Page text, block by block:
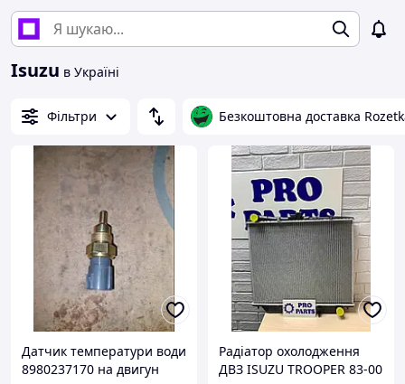
Isuzu в Україні
Фільтри Безкоштовна доставка
Датчик температури води
8980237170 на двигун
Радіатор охолодження
ДВЗ ISUZU TROOPER 83-00